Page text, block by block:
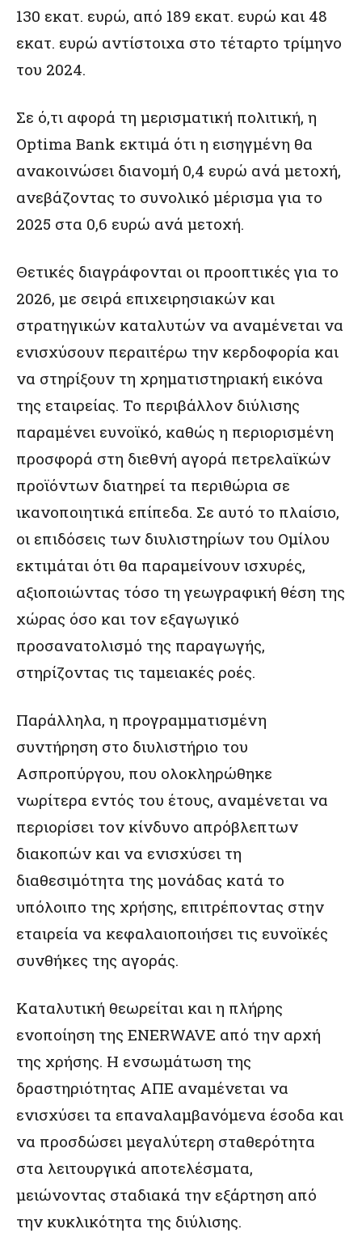
130 εκατ. ευρώ, από 189 εκατ. ευρώ και 48
εκατ. ευρώ αντίστοιχα στο τέταρτο τρίμηνο
του 2024.
Σε ό,τι αφορά τη μερισματική πολιτική, η
Optima Bank εκτιμά ότι η εισηγμένη θα
ανακοινώσει διανομή 0,4 ευρώ ανά μετοχή,
ανεβάζοντας το συνολικό μέρισμα για το
2025 στα 0,6 ευρώ ανά μετοχή.
Θετικές διαγράφονται οι προοπτικές για το
2026, με σειρά επιχειρησιακών και
στρατηγικών καταλυτών να αναμένεται να
ενισχύσουν περαιτέρω την κερδοφορία και
να στηρίξουν τη χρηματιστηριακή εικόνα
της εταιρείας. Το περιβάλλον διύλισης
παραμένει ευνοϊκό, καθώς η περιορισμένη
προσφορά στη διεθνή αγορά πετρελαϊκών
προϊόντων διατηρεί τα περιθώρια σε
ικανοποιητικά επίπεδα. Σε αυτό το πλαίσιο,
οι επιδόσεις των διυλιστηρίων του Ομίλου
εκτιμάται ότι θα παραμείνουν ισχυρές,
αξιοποιώντας τόσο τη γεωγραφική θέση της
χώρας όσο και τον εξαγωγικό
προσανατολισμό της παραγωγής,
στηρίζοντας τις ταμειακές ροές.
Παράλληλα, η προγραμματισμένη
συντήρηση στο διυλιστήριο του
Ασπροπύργου, που ολοκληρώθηκε
νωρίτερα εντός του έτους, αναμένεται να
περιορίσει τον κίνδυνο απρόβλεπτων
διακοπών και να ενισχύσει τη
διαθεσιμότητα της μονάδας κατά το
υπόλοιπο της χρήσης, επιτρέποντας στην
εταιρεία να κεφαλαιοποιήσει τις ευνοϊκές
συνθήκες της αγοράς.
Καταλυτική θεωρείται και η πλήρης
ενοποίηση της ENERWAVE από την αρχή
της χρήσης. Η ενσωμάτωση της
δραστηριότητας ΑΠΕ αναμένεται να
ενισχύσει τα επαναλαμβανόμενα έσοδα και
να προσδώσει μεγαλύτερη σταθερότητα
στα λειτουργικά αποτελέσματα,
μειώνοντας σταδιακά την εξάρτηση από
την κυκλικότητα της διύλισης.